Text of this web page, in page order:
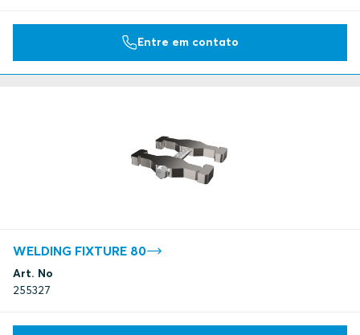
Entre em contato
WELDING FIXTURE 80
Art. No
255327